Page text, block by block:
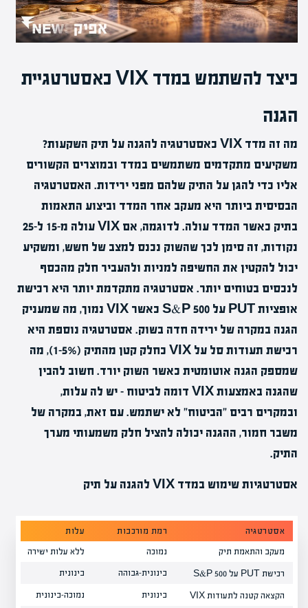
כיצד להשתמש במדד VIX כאסטרטגיית
הגנה
מה זה מדד VIX כאסטרטגיה להגנה על תיק השקעות?
משקיעים מתקדמים משתמשים במדד ובמוצרים הקשורים
אליו כדי להגן על התיק שלהם מפני ירידות. האסטרטגיה
הבסיסית ביותר היא מעקב אחר המדד וביצוע התאמות
בתיק כאשר המדד עולה. לדוגמה, אם VIX עולה מ-15 ל-25
נקודות, זה סימן לכך שהשוק נכנס למצב של חשש, ומשקיע
יכול להקטין את החשיפה למניות ולהעביר חלק מהכסף
לנכסים בטוחים יותר. אסטרטגיה מתקדמת יותר היא רכישת
אופציות PUT על S&P 500 כאשר VIX נמוך, מה שמעניק
הגנה במקרה של ירידה חדה בשוק. אסטרטגיה נוספת היא
רכישת תעודות סל על VIX כחלק קטן מהתיק (1-5%), מה
שמספק הגנה אוטומטית כאשר השוק יורד. חשוב להבין
שהגנה באמצעות VIX דומה לביטוח – יש לה עלות,
ובמקרים רבים "הביטוח" לא ישתמש. עם זאת, במקרה של
משבר חמור, ההגנה יכולה להציל חלק משמעותי מערך
התיק.
אסטרטגיות שימוש במדד VIX להגנה על תיק
אסטרטגיה רמת מורכבות עלות
מעקב והתאמת תיק נמוכה ללא עלות ישירה
רכישת PUT על S&P 500 בינונית-גבוהה בינונית
הקצאה קטנה לתעודות VIX בינונית נמוכה-בינונית